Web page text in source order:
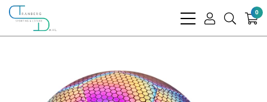
bars
user
search
0